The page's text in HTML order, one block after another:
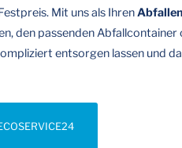
Mit uns als Ihren
den passenden Abfallcontainer
entsorgen lassen und